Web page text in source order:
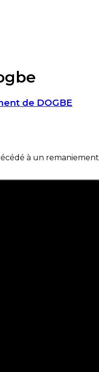
de DOGBE
à un